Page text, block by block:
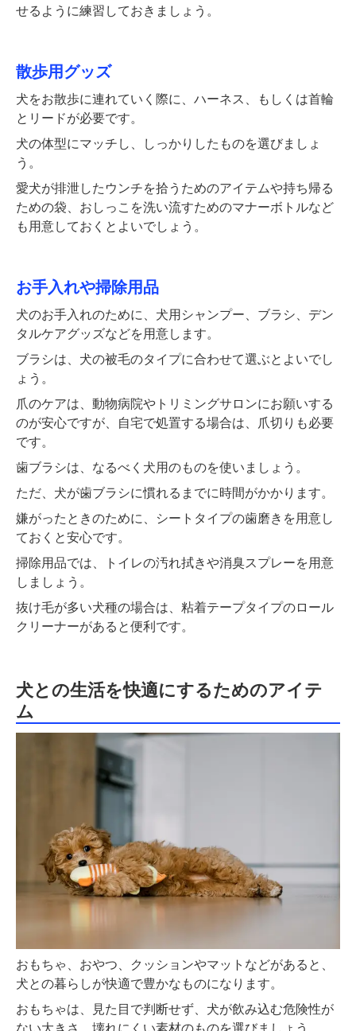
せるように練習しておきましょう。
散歩用グッズ
犬をお散歩に連れていく際に、ハーネス、もしくは首輪
とリードが必要です。
犬の体型にマッチし、しっかりしたものを選びましょ
う。
愛犬が排泄したウンチを拾うためのアイテムや持ち帰る
ための袋、おしっこを洗い流すためのマナーボトルなど
も用意しておくとよいでしょう。
お手入れや掃除用品
犬のお手入れのために、犬用シャンプー、ブラシ、デン
タルケアグッズなどを用意します。
ブラシは、犬の被毛のタイプに合わせて選ぶとよいでし
ょう。
爪のケアは、動物病院やトリミングサロンにお願いする
のが安心ですが、自宅で処置する場合は、爪切りも必要
です。
歯ブラシは、なるべく犬用のものを使いましょう。
ただ、犬が歯ブラシに慣れるまでに時間がかかります。
嫌がったときのために、シートタイプの歯磨きを用意し
ておくと安心です。
掃除用品では、トイレの汚れ拭きや消臭スプレーを用意
しましょう。
抜け毛が多い犬種の場合は、粘着テープタイプのロール
クリーナーがあると便利です。
犬との生活を快適にするためのアイテ
ム
おもちゃ、おやつ、クッションやマットなどがあると、
犬との暮らしが快適で豊かなものになります。
おもちゃは、見た目で判断せず、犬が飲み込む危険性が
ない大きさ、壊れにくい素材のものを選びましょう。